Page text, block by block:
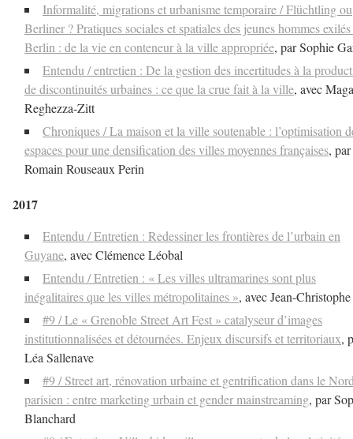
Informalité, migrations et urbanisme temporaire / Flüchtling ou
Berliner ? Pratiques sociales et spatiales des jeunes hommes
Berlin : de la vie en conteneur à la ville appropriée, par Sophie
Entendu / entretien : De la gestion des incertitudes à la
de discontinuités urbaines : ce que la crue fait à la ville, avec
Reghezza-Zitt
Chroniques / La maison et la ville soutenable : l’optimisation
espaces pour une densification des villes moyennes françaises, par
Romain Rouseaux Perin
2017
Entendu / Entretien : Redessiner les frontières de l’urbain en
Guyane, avec Clémence Léobal
Entendu / Entretien : « Les villes ultramarines sont plus
inégalitaires que les villes métropolitaines », avec Jean-
#9 / Le « Grenoble Street Art Fest » catalyseur d’images
institutionnalisées et détournées. Enjeux discursifs et territoriaux,
Léa Sallenave
#9 / Street art, rénovation urbaine et gentrification dans le
parisien : entre marketing urbain et gender mainstreaming, par
Blanchard